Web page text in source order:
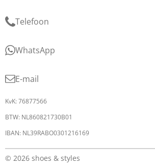
Telefoon
WhatsApp
E-mail
KvK: 76877566
BTW: NL860821730B01
IBAN: NL39RABO0301216169
© 2026 shoes & styles